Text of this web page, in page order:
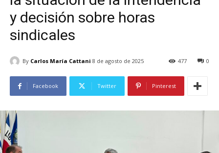
y decisión sobre horas
sindicales
By Carlos María Cattani 8 de agosto de 2025 0
477
Facebook Twitter Pinterest